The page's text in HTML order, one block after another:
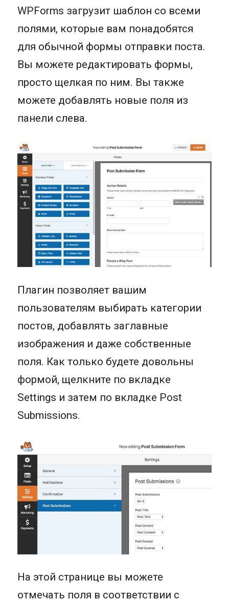
WPForms загрузит шаблон со всеми
полями, которые вам понадобятся
для обычной формы отправки поста.
Вы можете редактировать формы,
просто щелкая по ним. Вы также
можете добавлять новые поля из
панели слева.
Плагин позволяет вашим
пользователям выбирать категории
постов, добавлять заглавные
изображения и даже собственные
поля. Как только будете довольны
формой, щелкните по вкладке
Settings и затем по вкладке Post
Submissions.
На этой странице вы можете
отмечать поля в соответствии с